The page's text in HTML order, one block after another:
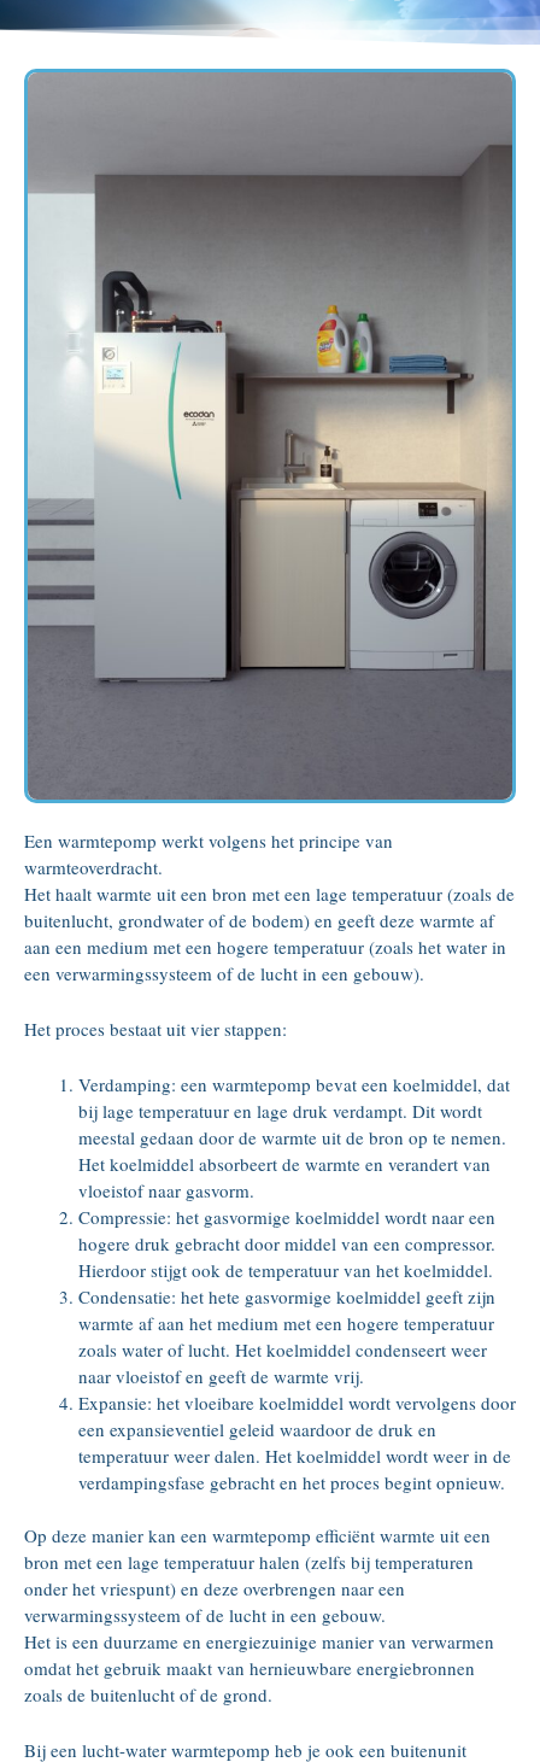
Een warmtepomp werkt volgens het principe van
warmteoverdracht.
Het haalt warmte uit een bron met een lage temperatuur (zoals de
buitenlucht, grondwater of de bodem) en geeft deze warmte af
aan een medium met een hogere temperatuur (zoals het water in
een verwarmingssysteem of de lucht in een gebouw).
Het proces bestaat uit vier stappen:
Verdamping: een warmtepomp bevat een koelmiddel, dat
bij lage temperatuur en lage druk verdampt. Dit wordt
meestal gedaan door de warmte uit de bron op te nemen.
Het koelmiddel absorbeert de warmte en verandert van
vloeistof naar gasvorm.
Compressie: het gasvormige koelmiddel wordt naar een
hogere druk gebracht door middel van een compressor.
Hierdoor stijgt ook de temperatuur van het koelmiddel.
Condensatie: het hete gasvormige koelmiddel geeft zijn
warmte af aan het medium met een hogere temperatuur
zoals water of lucht. Het koelmiddel condenseert weer
naar vloeistof en geeft de warmte vrij.
Expansie: het vloeibare koelmiddel wordt vervolgens door
een expansieventiel geleid waardoor de druk en
temperatuur weer dalen. Het koelmiddel wordt weer in de
verdampingsfase gebracht en het proces begint opnieuw.
Op deze manier kan een warmtepomp efficiënt warmte uit een
bron met een lage temperatuur halen (zelfs bij temperaturen
onder het vriespunt) en deze overbrengen naar een
verwarmingssysteem of de lucht in een gebouw.
Het is een duurzame en energiezuinige manier van verwarmen
omdat het gebruik maakt van hernieuwbare energiebronnen
zoals de buitenlucht of de grond.
Bij een lucht-water warmtepomp heb je ook een buitenunit